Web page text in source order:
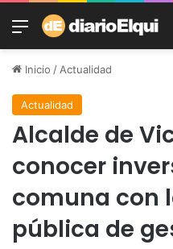
Menú
Inicio /Actualidad
Actualidad
Alcalde de
conocer
comuna con
pública de